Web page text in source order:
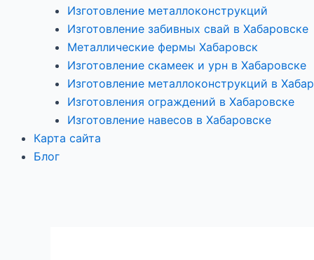
Изготовление металлоконструкций
Изготовление забивных свай в Хабаровске
Металлические фермы Хабаровск
Изготовление скамеек и урн в Хабаровске
Изготовление металлоконструкций в
Изготовления ограждений в Хабаровске
Изготовление навесов в Хабаровске
Карта сайта
Блог